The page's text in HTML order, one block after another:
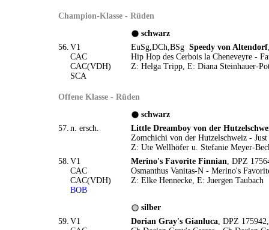
Champion-Klasse - Rüden
schwarz
56. V1
CAC
CAC(VDH)
SCA
EuSg,DCh,BSg Speedy von Altendorf
Hip Hop des Cerbois la Cheneveyre -
Z: Helga Tripp, E: Diana Steinhauer-
Offene Klasse - Rüden
schwarz
57. n. ersch.
Little Dreamboy von der
Zomchichi von der Hutzelschweiz -
Z: Ute Wellhöfer u. Stefanie Meyer-
58. V1
CAC
CAC(VDH)
BOB
Merino's Favorite Finnian, DPZ
Osmanthus Vanitas-N - Merino's
Z: Elke Hennecke, E: Juergen Taubach
silber
59. V1
Dorian Gray's Gianluca, DPZ